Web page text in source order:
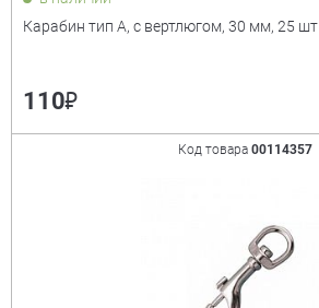
Карабин тип А, с вертлюгом, 30 мм, 25 шт
110₽
Код товара 00114357